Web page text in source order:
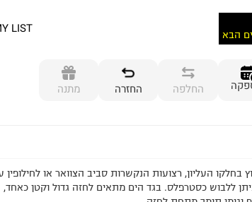
הבא
LIST
החלפה החזרה מתנה
בחלקו העליון, רצועות הנקשרות סביב הצוואר או לחילופין
ללבוש כסטרפלס. בגד הים מתאים לחזה גדול וקטן כאחד,